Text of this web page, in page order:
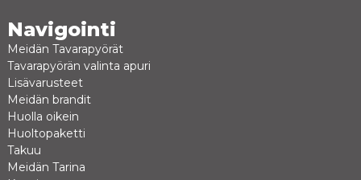
Navigointi
Meidän Tavarapyörät
Tavarapyörän valinta apuri
Lisävarusteet
Meidän brandit
Huolla oikein
Huoltopaketti
Takuu
Meidän Tarina